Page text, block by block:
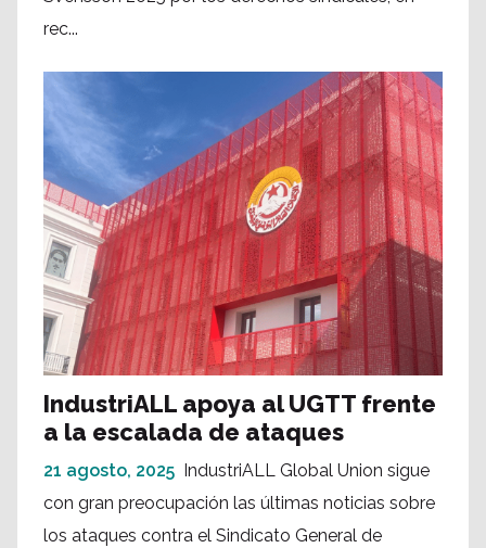
rec...
IndustriALL apoya al UGTT frente
a la escalada de ataques
21 agosto, 2025
IndustriALL Global Union sigue
con gran preocupación las últimas noticias sobre
los ataques contra el Sindicato General de